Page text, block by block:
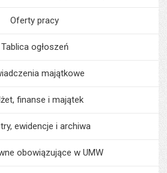
Oferty pracy
Tablica ogłoszeń
majątkowe
finanse i majątek
ewidencje i archiwa
obowiązujące w UMW